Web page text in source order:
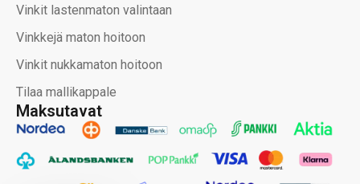
Maksutavat
Vinkit lastenmaton valintaan
Vinkkejä maton hoitoon
Vinkit nukkamaton hoitoon
Tilaa mallikappale